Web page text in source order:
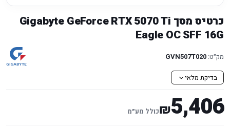
כרטיס מסך Gigabyte GeForce RTX 5070 Ti
Eagle OC SFF 16G
מק״ט: GVN507T020
בדיקת מלאי
5,406
₪כולל מע״מ